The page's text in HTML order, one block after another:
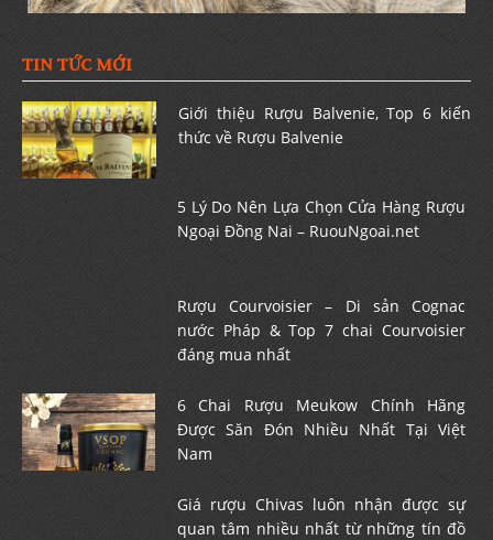
TIN TỨC MỚI
Giới thiệu Rượu Balvenie, Top 6 kiến
thức về Rượu Balvenie
5 Lý Do Nên Lựa Chọn Cửa Hàng Rượu
Ngoại Đồng Nai – RuouNgoai.net
Rượu Courvoisier – Di sản Cognac
nước Pháp & Top 7 chai Courvoisier
đáng mua nhất
6 Chai Rượu Meukow Chính Hãng
Được Săn Đón Nhiều Nhất Tại Việt
Nam
Giá rượu Chivas luôn nhận được sự
quan tâm nhiều nhất từ những tín đồ